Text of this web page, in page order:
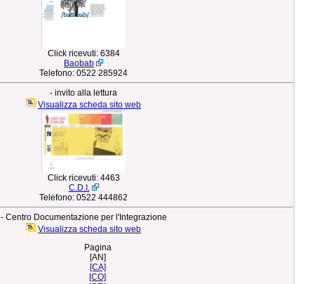
Click ricevuti: 6384
Baobab
Telefono: 0522 285924
- invito alla lettura
Visualizza scheda sito web
Click ricevuti: 4463
C.D.I.
Telefono: 0522 444862
- Centro Documentazione per l'Integrazione
Visualizza scheda sito web
Pagina
[AN]
[CA]
[CO]